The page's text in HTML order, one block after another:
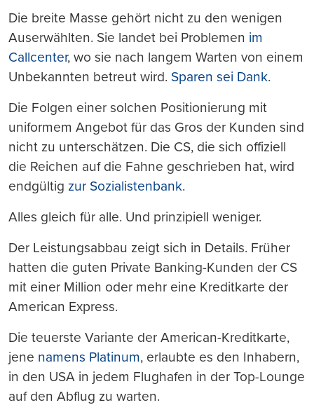
Die breite Masse gehört nicht zu den wenigen
Auserwählten. Sie landet bei Problemen im
Callcenter, wo sie nach langem Warten von einem
Unbekannten betreut wird. Sparen sei Dank.
Die Folgen einer solchen Positionierung mit
uniformem Angebot für das Gros der Kunden sind
nicht zu unterschätzen. Die CS, die sich offiziell
die Reichen auf die Fahne geschrieben hat, wird
endgültig zur Sozialistenbank.
Alles gleich für alle. Und prinzipiell weniger.
Der Leistungsabbau zeigt sich in Details. Früher
hatten die guten Private Banking-Kunden der CS
mit einer Million oder mehr eine Kreditkarte der
American Express.
Die teuerste Variante der American-Kreditkarte,
jene namens Platinum, erlaubte es den Inhabern,
in den USA in jedem Flughafen in der Top-Lounge
auf den Abflug zu warten.